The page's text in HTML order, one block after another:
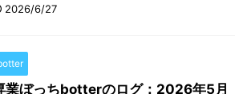
2026/6/27
業ぼっちbotterのログ：2026年5月